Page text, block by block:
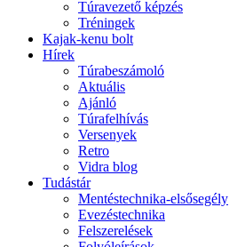
Túravezető képzés
Tréningek
Kajak-kenu bolt
Hírek
Túrabeszámoló
Aktuális
Ajánló
Túrafelhívás
Versenyek
Retro
Vidra blog
Tudástár
Mentéstechnika-elsősegély
Evezéstechnika
Felszerelések